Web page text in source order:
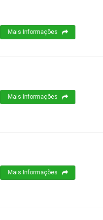
Mais Informações
Mais Informações
Mais Informações